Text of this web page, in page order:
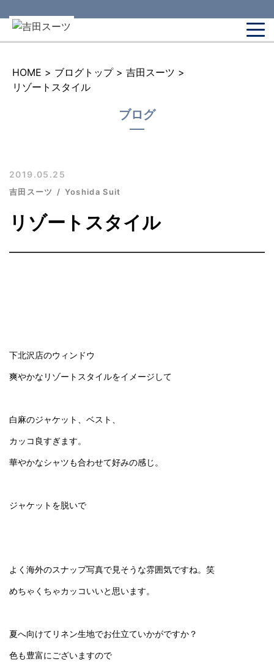
HOME > ブログトップ > 吉田スーツ >
リゾートスタイル
ブログ
2019.05.25
吉田スーツ Yoshida Suit
リゾートスタイル
下北沢店のウィンドウ
爽やかなリゾートスタイルをイメージして
白麻のジャケット、ベスト、
カッコ良すぎます。
華やかなシャツも合わせて好みの感じ。
ジャケットを脱いで
よく海外のスナップ写真で見そうな雰囲気ですね。笑
めちゃくちゃカッコいいと思います。
夏へ向けてリネン生地でお仕立ていかがですか？
色も豊富にございますので